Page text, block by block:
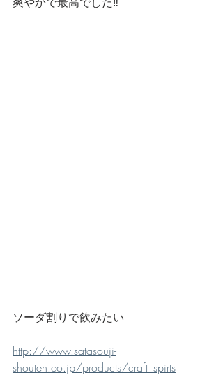
ソーダ割りで飲みたい
http://www.satasouji-
shouten.co.jp/products/craft_spirts